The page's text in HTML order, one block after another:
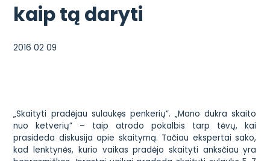
kaip tą daryti
2016 02 09
„Skaityti pradėjau sulaukęs penkerių”. „Mano dukra skaito
nuo ketverių” – taip atrodo pokalbis tarp tėvų, kai
prasideda diskusija apie skaitymą. Tačiau ekspertai sako,
kad lenktynės, kurio vaikas pradėjo skaityti anksčiau yra